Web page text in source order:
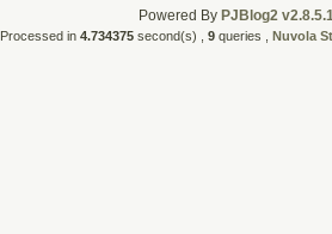
Powered By PJBlog2
Processed in 4.734375 second(s) , 9 queries , Nuvola